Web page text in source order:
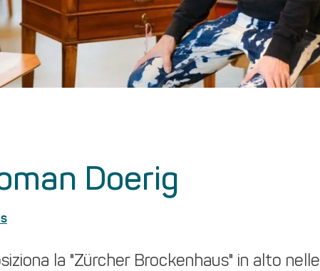
Doerig
la "Zürcher Brockenhaus" in alto